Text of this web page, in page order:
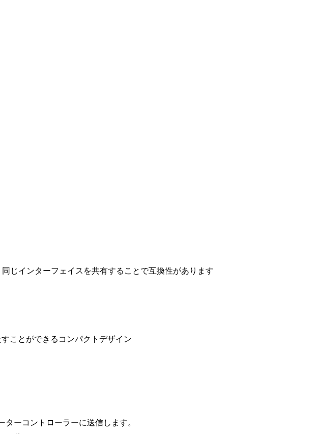
じインターフェイスを共有することで互換性があります
ことができるコンパクトデザイン
ーコントローラーに送信します。